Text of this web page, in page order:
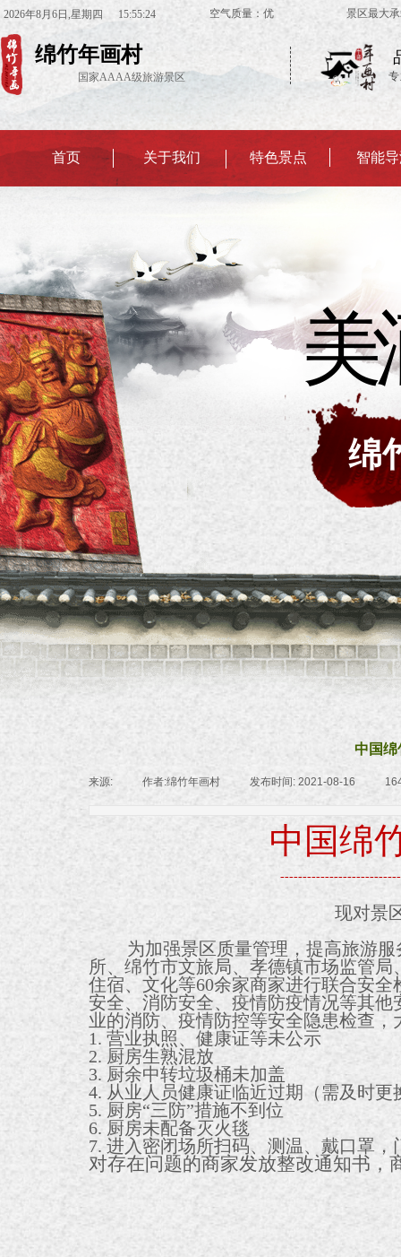
绵竹年画村
国家AAAA级旅游景区
首页 关于我们 特色景点 智能
2026年8月 6日 ,星期四 15:55:24 空气质量：优 景区最大承载
美
绵
中国绵
来源: 作者:绵竹年画村 发布时间: 2021-08-16
中国绵
现对景
为加强景区质量管理，提高旅游
所、绵竹市文旅局、孝德镇市场监管
住宿、文化等60余家商家进行联合安
安全、消防安全、疫情防疫情况等其
业的消防、疫情防控等安全隐患检查，
1. 营业执照、健康证等未公示
2. 厨房生熟混放
3. 厨余中转垃圾桶未加盖
4. 从业人员健康证临近过期（需及时更
5. 厨房“三防”措施不到位
6. 厨房未配备灭火毯
7. 进入密闭场所扫码、测温、戴口罩
对存在问题的商家发放整改通知书，